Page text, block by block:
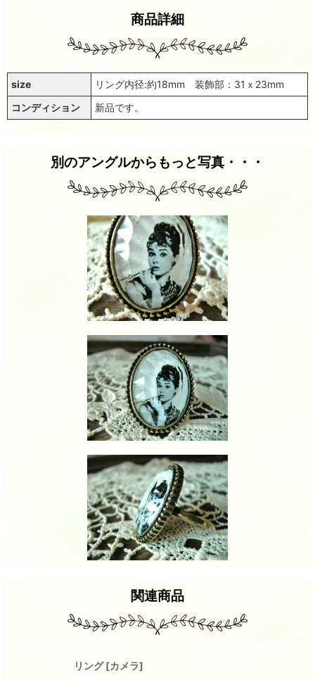
商品詳細
size
リング内径:約18mm 装飾部：31ｘ23mm
コンディション
新品です。
別のアングルからもっと写真・・・
関連商品
リング [カメラ]